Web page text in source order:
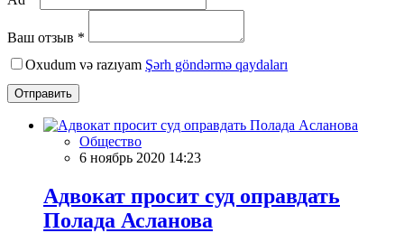
Ваш отзыв *
Oxudum və razıyam Şərh göndərmə qaydaları
Отправить
Общество
6 ноябрь 2020 14:23
Адвокат просит суд оправдать
Полада Асланова